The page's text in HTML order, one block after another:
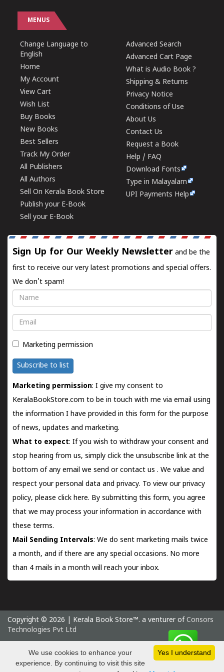
MENUS
Change Language to
English
Home
My Account
View Cart
Wish List
Buy Books
New Books
Best Sellers
Track My Order
All Publishers
All Authors
Sell On Kerala Book Store
Publish your E-Book
Sell your E-Book
Advanced Search
Advanced Cart Page
What is Audio Book ?
Shipping & Returns
Privacy Notice
Conditions of Use
About Us
Contact Us
Request a Book
Help / FAQ
Download Fonts
Type in Malayalam
UPI Payments Help
Sign Up for Our Weekly Newsletter and be the
first to receive our very latest promotions and special offers.
We don't spam!
Name
Email
Marketing permission
Subscribe to list
Marketing permission: I give my consent to
KeralaBookStore.com to be in touch with me via email using
the information I have provided in this form for the purpose
of news, updates and marketing.
What to expect: If you wish to withdraw your consent and
stop hearing from us, simply click the unsubscribe link at the
bottom of any email we send orcontact us . We value and
respect your personal data and privacy. To view our privacy
policy, please click here. By submitting this form, you agree
that we may process your information in accordance with
these terms.
Mail Sending Intervals: We do sent marketing mails twice
a month, and if there are any special occasions. No more
than 4 mails in a month will reach your inbox.
Copyright © 2026 | Kerala Book Store™. a venturer of Consors
Technologies Pvt Ltd
Monday 10 August, 2026 IST
Yes I understand
We use cookies to enhance your
experience. By continuing to visit this site